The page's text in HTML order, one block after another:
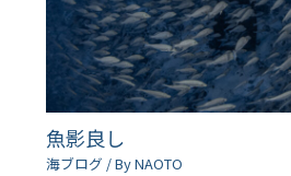
魚影良し
海ブログ / ByNAOTO